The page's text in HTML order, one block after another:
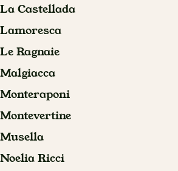
La Castellada
Lamoresca
Le Ragnaie
Malgiacca
Monteraponi
Montevertine
Musella
Noelia Ricci